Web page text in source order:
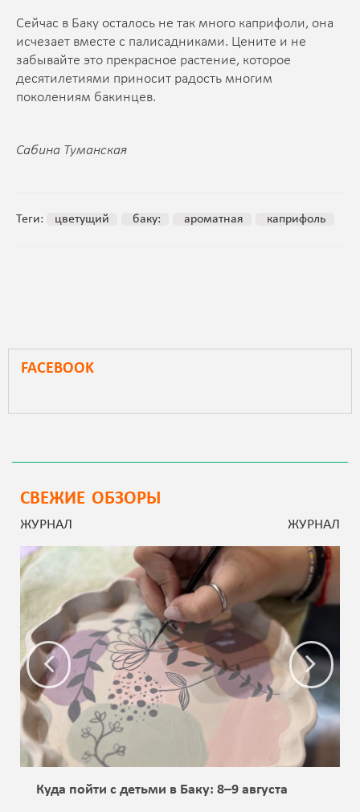
Сейчас в Баку осталось не так много каприфоли, она
исчезает вместе с палисадниками. Цените и не
забывайте это прекрасное растение, которое
десятилетиями приносит радость многим
поколениям бакинцев.
Сабина Туманская
Теги: цветущий баку: ароматная каприфоль
FACEBOOK
СВЕЖИЕ ОБЗОРЫ
ЖУРНАЛ ЖУРНАЛ
Куда пойти с детьми в Баку: 8–9 августа